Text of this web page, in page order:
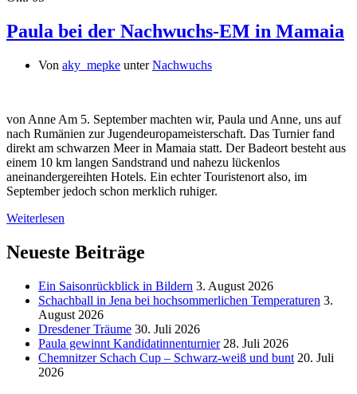
Paula bei der Nachwuchs-EM in Mamaia
Von aky_mepke unterNachwuchs
von Anne Am 5. September machten wir, Paula und Anne, uns auf
nach Rumänien zur Jugendeuropameisterschaft. Das Turnier fand
direkt am schwarzen Meer in Mamaia statt. Der Badeort besteht aus
einem 10 km langen Sandstrand und nahezu lückenlos
aneinandergereihten Hotels. Ein echter Touristenort also, im
September jedoch schon merklich ruhiger.
Weiterlesen
Neueste Beiträge
Ein Saisonrückblick in Bildern 3. August 2026
Schachball in Jena bei hochsommerlichen Temperaturen 3.
August 2026
Dresdener Träume 30. Juli 2026
Paula gewinnt Kandidatinnenturnier 28. Juli 2026
Chemnitzer Schach Cup – Schwarz-weiß und bunt 20. Juli
2026